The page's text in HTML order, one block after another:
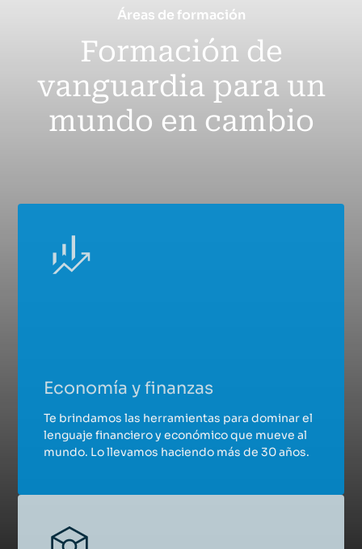
Áreas de formación
Formación de
vanguardia para un
mundo en cambio
Economía y finanzas
Te brindamos las herramientas para dominar el
lenguaje financiero y económico que mueve al
mundo. Lo llevamos haciendo más de 30 años.